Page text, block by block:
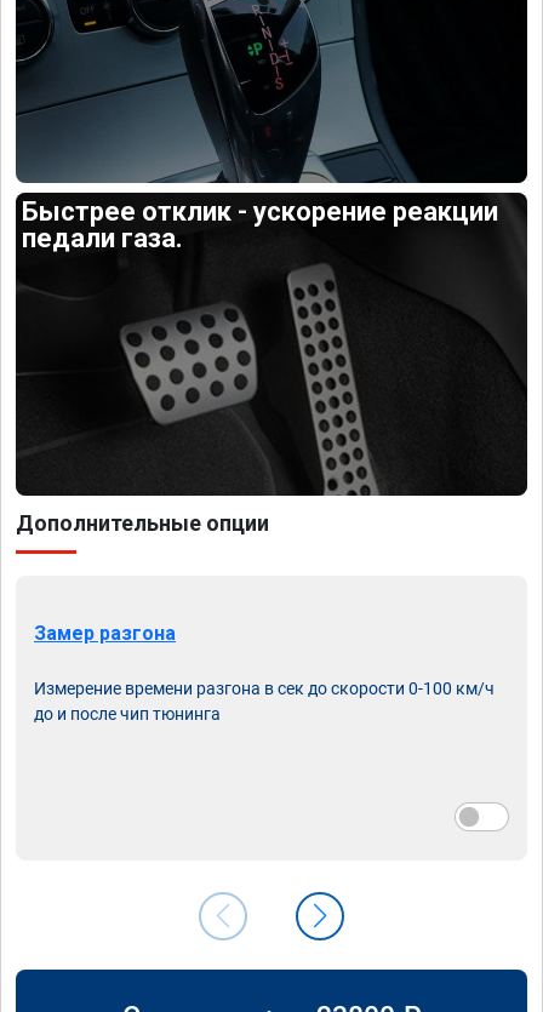
Быстрее отклик - ускорение реакции
педали газа.
Дополнительные опции
Замер разгона
Измерение времени разгона в сек до скорости 0-100 км/ч
до и после чип тюнинга